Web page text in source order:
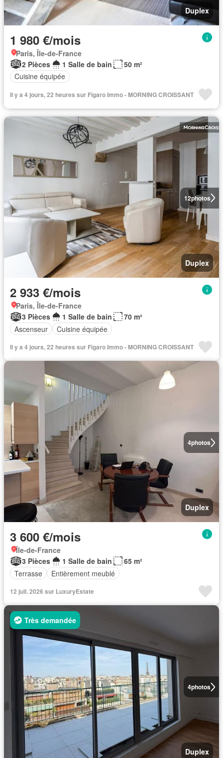
Duplex
1 980 €/mois
Paris, Île-de-France
2 Pièces
1 Salle de bain
50 m²
Cuisine équipée
Il y a 4 jours, 22 heures sur Figaro Immo - MORNING CROISSANT
12photos
Duplex
2 933 €/mois
Paris, Île-de-France
3 Pièces
1 Salle de bain
70 m²
Ascenseur
Cuisine équipée
Il y a 4 jours, 22 heures sur Figaro Immo - MORNING CROISSANT
4photos
Duplex
3 600 €/mois
Île-de-France
3 Pièces
1 Salle de bain
65 m²
Terrasse
Entièrement meublé
12 juil. 2026 sur LuxuryEstate
4photos
Très demandée
Duplex